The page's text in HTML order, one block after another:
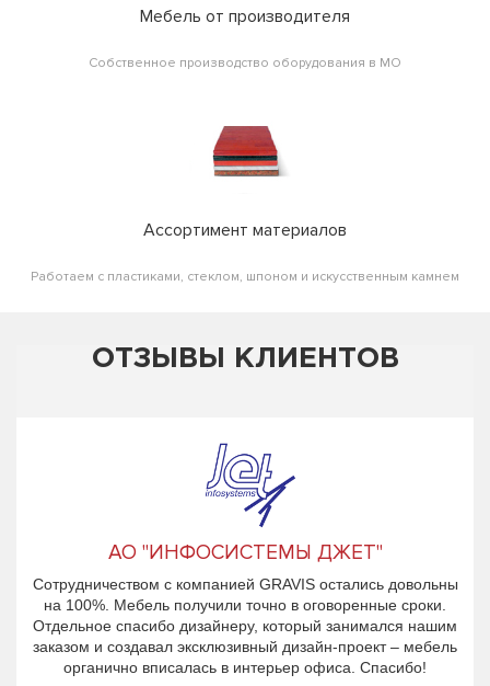
Мебель от производителя
Собственное производство оборудования в МО
Ассортимент материалов
Работаем с пластиками, стеклом, шпоном и искусственным камнем
ОТЗЫВЫ КЛИЕНТОВ
АО "ИНФОСИСТЕМЫ ДЖЕТ"
Сотрудничеством с компанией GRAVIS остались довольны
на 100%. Мебель получили точно в оговоренные сроки.
Отдельное спасибо дизайнеру, который занимался нашим
заказом и создавал эксклюзивный дизайн-проект – мебель
органично вписалась в интерьер офиса. Спасибо!